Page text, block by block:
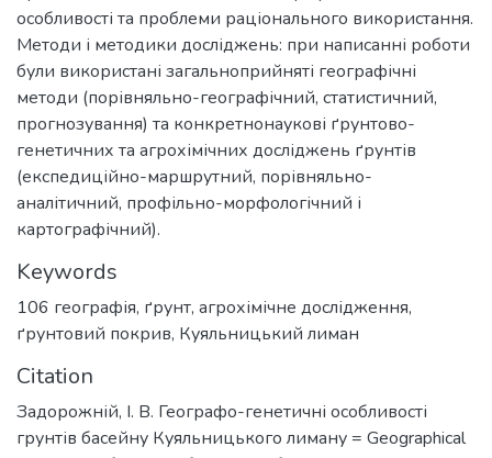
особливості та проблеми раціонального використання.
Методи і методики досліджень: при написанні роботи
були використані загальноприйняті географічні
методи (порівняльно-географічний, статистичний,
прогнозування) та конкретнонаукові ґрунтово-
генетичних та агрохімічних досліджень ґрунтів
(експедиційно-маршрутний, порівняльно-
аналітичний, профільно-морфологічний і
картографічний).
Keywords
106 географія, ґрунт, агрохімічне дослідження,
ґрунтовий покрив, Куяльницький лиман
Citation
Задорожній, І. В. Географо-генетичні особливості
грунтів басейну Куяльницького лиману = Geographical